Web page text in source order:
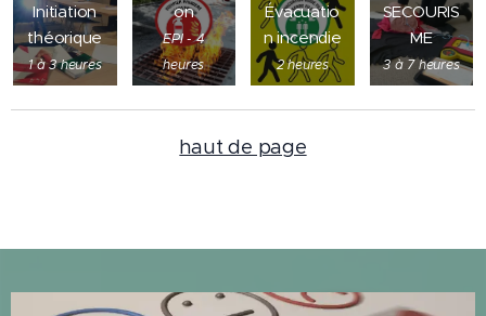
Initiation
théorique
1 à 3 heures
on
EPI - 4
heures
Évacuatio
n incendie
2 heures
SECOURIS
ME
3 à 7 heures
haut de page